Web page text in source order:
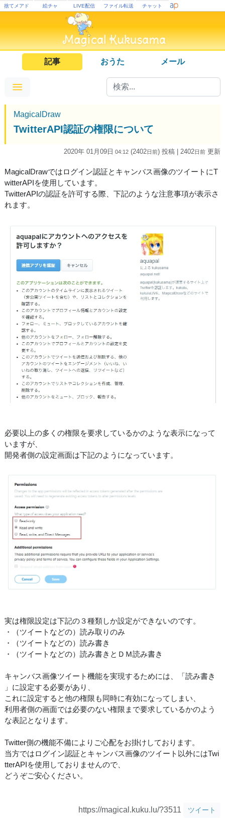
捨てメアド 絵チャ LIVE配信 ファイル転送 チャット
記事 おうた メール
MagicalDraw
TwitterAPI認証の権限について
2020年 01月09日 04:12 (2402日前) 投稿 | 2402日前 更新
MagicalDrawではログイン認証とキャンバス画像のツイートにT
witterAPIを使用しています。
TwitterAPIの認証を許可する際、下記のような注意事項が表示さ
れます。
必要以上の多くの権限を要求しているかのような表示になって
いますが、
開発者側の設定画面は下記のようになっています。
実は権限設定は下記の３種類しか設定ができないのです。
・（ツイートなどの）読み取りのみ
・（ツイートなどの）読み書き
・（ツイートなどの）読み書きとＤＭ読み書き
キャンバス画像ツイート機能を実現するためには、「読み書き
」に設定する必要があり、
これに設定すると他の権限も同時に有効になってしまい、
利用者側の画面では必要のない権限まで要求しているかのよう
な表記となります。
Twitter側の機能不備によりご心配をお掛けしております。
当方ではログイン認証とキャンバス画像のツイート以外にはTwi
tterAPIを使用しておりませんので、
どうぞご安心ください。
https://magical.kuku.lu/?3511 ツイート